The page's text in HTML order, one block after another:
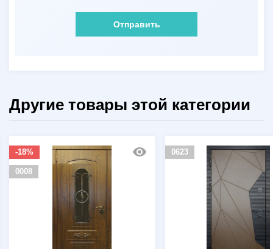
Отправить
Другие товары этой категории
-18%
0008
0623